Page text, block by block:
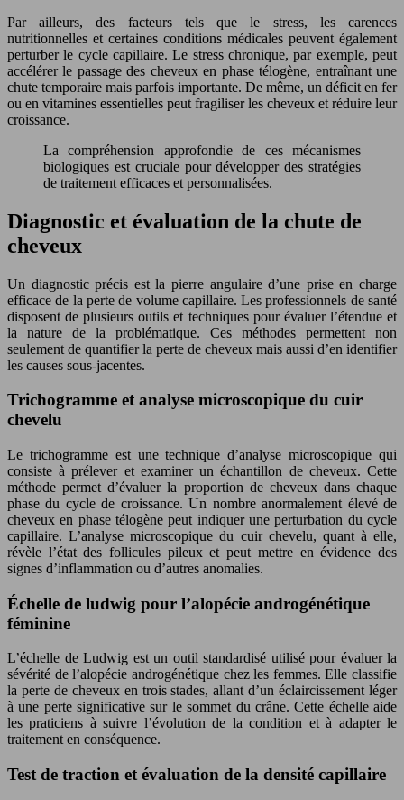
Par ailleurs, des facteurs tels que le stress, les carences
nutritionnelles et certaines conditions médicales peuvent également
perturber le cycle capillaire. Le stress chronique, par exemple, peut
accélérer le passage des cheveux en phase télogène, entraînant une
chute temporaire mais parfois importante. De même, un déficit en fer
ou en vitamines essentielles peut fragiliser les cheveux et réduire leur
croissance.
La compréhension approfondie de ces mécanismes
biologiques est cruciale pour développer des stratégies
de traitement efficaces et personnalisées.
Diagnostic et évaluation de la chute de
cheveux
Un diagnostic précis est la pierre angulaire d’une prise en charge
efficace de la perte de volume capillaire. Les professionnels de santé
disposent de plusieurs outils et techniques pour évaluer l’étendue et
la nature de la problématique. Ces méthodes permettent non
seulement de quantifier la perte de cheveux mais aussi d’en identifier
les causes sous-jacentes.
Trichogramme et analyse microscopique du cuir
chevelu
Le trichogramme est une technique d’analyse microscopique qui
consiste à prélever et examiner un échantillon de cheveux. Cette
méthode permet d’évaluer la proportion de cheveux dans chaque
phase du cycle de croissance. Un nombre anormalement élevé de
cheveux en phase télogène peut indiquer une perturbation du cycle
capillaire. L’analyse microscopique du cuir chevelu, quant à elle,
révèle l’état des follicules pileux et peut mettre en évidence des
signes d’inflammation ou d’autres anomalies.
Échelle de ludwig pour l’alopécie androgénétique
féminine
L’échelle de Ludwig est un outil standardisé utilisé pour évaluer la
sévérité de l’alopécie androgénétique chez les femmes. Elle classifie
la perte de cheveux en trois stades, allant d’un éclaircissement léger
à une perte significative sur le sommet du crâne. Cette échelle aide
les praticiens à suivre l’évolution de la condition et à adapter le
traitement en conséquence.
Test de traction et évaluation de la densité capillaire